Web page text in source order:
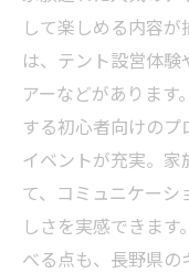
アウトドア好
アウトド
特集
松本アウ
介
アウトド
解説
して楽しめる内容
は、テント設営体
アーなどがあります
する初心者向けの
イベントが充実。家
て、コミュニケー
しさを実感できま
べる点も、長野県